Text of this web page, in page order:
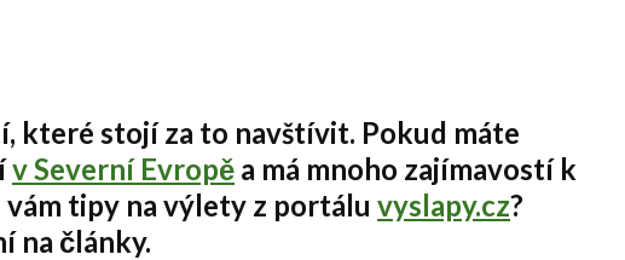
které stojí za to navštívit. Pokud máte
v Severní Evropě a má mnoho zajímavostí k
tipy na výlety z portálu vyslapy.cz?
na články.